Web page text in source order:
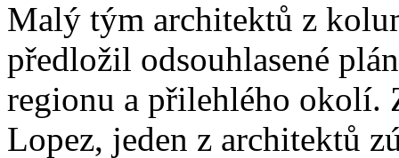
Malý tým architektů z
předložil odsouhlasené
regionu a přilehlého okolí.
Lopez, jeden z architektů